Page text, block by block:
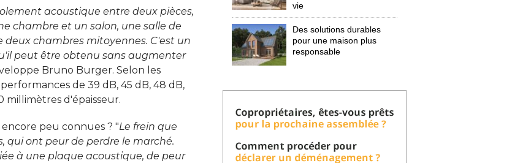
acoustique entre deux pièces,
chambre et un salon, une salle de
chambres mitoyennes. C'est un
peut être obtenu sans augmenter
Bruno Burger. Selon les
de 39 dB, 45 dB, 48 dB,
millimètres d'épaisseur.
peu connues ? "Le frein que
qui ont peur de perdre le marché.
à une plaque acoustique, de peur
vie
Des solutions durables
pour une maison plus
responsable